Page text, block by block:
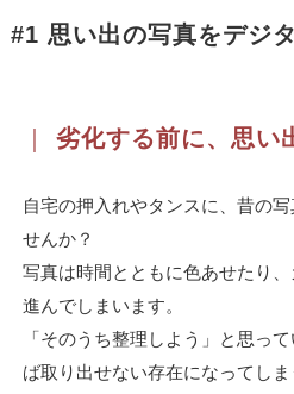
#1 思い出の写真をデジ
劣化する前に、思い
自宅の押入れやタンスに、昔の
せんか？
写真は時間とともに色あせたり
進んでしまいます。
「そのうち整理しよう」と思っ
ば取り出せない存在になってしま